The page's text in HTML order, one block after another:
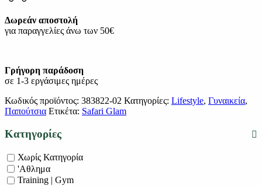
Δωρεάν αποστολή
για παραγγελίες άνω των 50€
Γρήγορη παράδοση
σε 1-3 εργάσιμες ημέρες
Κωδικός προϊόντος: 383822-02 Κατηγορίες: Lifestyle, Γυναικεία,
Παπούτσια Ετικέτα: Safari Glam
Κατηγορίες
Χωρίς Κατηγορία
'Αθλημα
Training | Gym